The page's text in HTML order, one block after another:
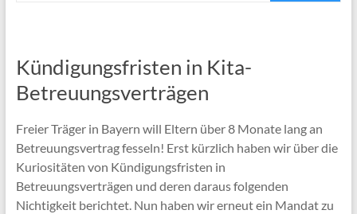
Kündigungsfristen in Kita-
Betreuungsverträgen
Freier Träger in Bayern will Eltern über 8 Monate lang an
Betreuungsvertrag fesseln! Erst kürzlich haben wir über die
Kuriositäten von Kündigungsfristen in
Betreuungsverträgen und deren daraus folgenden
Nichtigkeit berichtet. Nun haben wir erneut ein Mandat zu